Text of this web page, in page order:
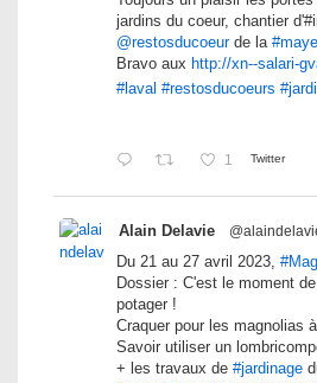
jardins du coeur, chantier
@restosducoeurde la
Bravo aux http://xn--salari-
#laval #restosducoeurs
1 Twitter
Alain Delavie
Du 21 au 27 avril 2023,
Dossier : C'est le moment
potager !
Craquer pour les magnolias
Savoir utiliser un
+ les travaux de #jardinage